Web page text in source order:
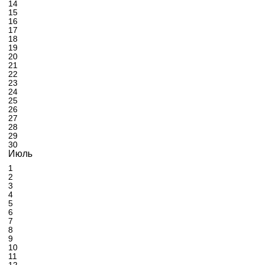
14
15
16
17
18
19
20
21
22
23
24
25
26
27
28
29
30
Июль
1
2
3
4
5
6
7
8
9
10
11